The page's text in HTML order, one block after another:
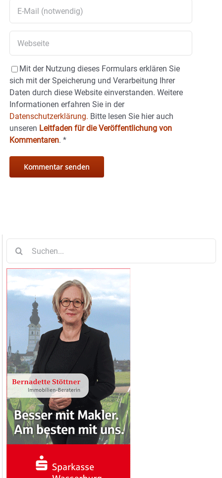
Mit der Nutzung dieses Formulars erklären Sie
sich mit der Speicherung und Verarbeitung Ihrer
Daten durch diese Website einverstanden. Weitere
Informationen erfahren Sie in der
Datenschutzerklärung. Bitte lesen Sie hier auch
unseren Leitfaden für die Veröffentlichung von
Kommentaren. *
nach: